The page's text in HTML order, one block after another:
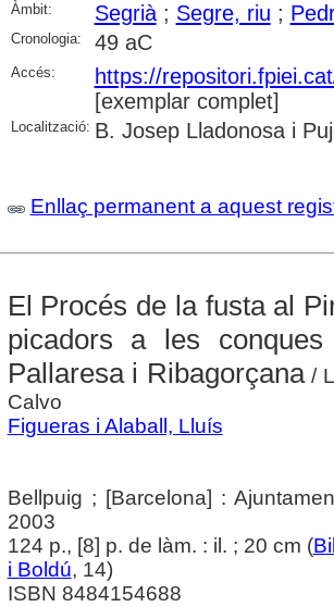
Àmbit:
Segrià; Segre, riu ;
Cronologia: 49 aC
Accés:
https://
[exemplar complet]
Localització: B. Josep Lladonosa i
Enllaç permanent a aquest
El Procés de la fusta al
picadors a les
Pallaresa i Ribagorçana/
Calvo
Figueras i Alaball, Lluís
Bellpuig ; [Barcelona] :
2003
124 p., [8] p. de làm. : il. ; 20 cm (
i Boldú, 14)
ISBN 8484154688